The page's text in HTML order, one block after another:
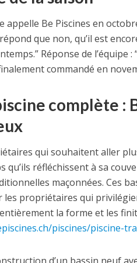
appelle Be Piscines en
que non, qu’il est
Réponse de l’équipe
commandé en
complète :
qui souhaitent aller
qu’ils réfléchissent à sa
maçonnées. Ces
les propriétaires qui
la forme et les
piscines/piscine-